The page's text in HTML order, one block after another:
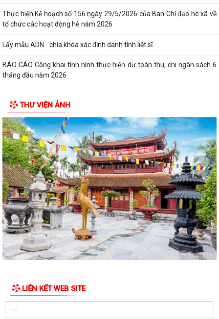
Thực hiện Kế hoạch số 156 ngày 29/5/2026 của Ban Chỉ đạo hè xã về
tổ chức các hoạt động hè năm 2026
Lấy mẫu ADN - chìa khóa xác định danh tính liệt sĩ.
BÁO CÁO Công khai tình hình thực hiện dự toán thu, chi ngân sách 6
tháng đầu năm 2026
2026
ĐẠI BIỂU HỘI ĐỒNG NHÂN DÂN KHÓA II, NHIỆM KỲ 2026 -2031 TIẾP
XÚC CỬ TRI CHUẨN BỊ KỲ HỌP THƯỜNG LỆ...
Công điện phòng chống bão số 1 (Bão MAYSAK) và mưa lũ sau bão
THÔNG BÁO Lịch tiếp công dân định kỳ của Chủ tịch Ủy ban nhân dân
xã Quý III, IV năm 2026
Bộ Chính trị tổ chức hội nghị toàn quốc sơ kết 1 năm vận hành mô hình
tổ chức tổng thể của hệ...
Luật sửa đổi bổ sung một số điều của Luật Tiếp công dân, luật khiếu
nại, luật tố cáo
Chiến dịch “500 ngày đêm đẩy mạnh thực hiện tìm kiếm, quy tập và
xác định danh tính hài cốt liệt...
THƯ VIỆN ẢNH
LIÊN KẾT WEB SITE